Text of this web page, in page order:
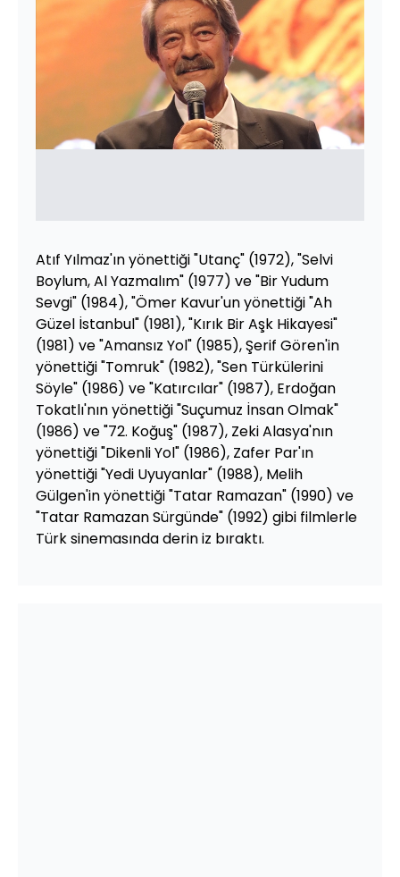
Atıf Yılmaz'ın yönettiği "Utanç" (1972), "Selvi
Boylum, Al Yazmalım" (1977) ve "Bir Yudum
Sevgi" (1984), "Ömer Kavur'un yönettiği "Ah
Güzel İstanbul" (1981), "Kırık Bir Aşk Hikayesi"
(1981) ve "Amansız Yol" (1985), Şerif Gören'in
yönettiği "Tomruk" (1982), "Sen Türkülerini
Söyle" (1986) ve "Katırcılar" (1987), Erdoğan
Tokatlı'nın yönettiği "Suçumuz İnsan Olmak"
(1986) ve "72. Koğuş" (1987), Zeki Alasya'nın
yönettiği "Dikenli Yol" (1986), Zafer Par'ın
yönettiği "Yedi Uyuyanlar" (1988), Melih
Gülgen'in yönettiği "Tatar Ramazan" (1990) ve
"Tatar Ramazan Sürgünde" (1992) gibi filmlerle
Türk sinemasında derin iz bıraktı.